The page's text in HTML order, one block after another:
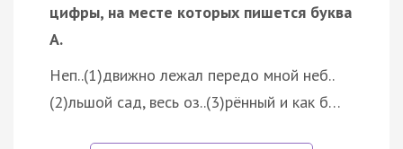
цифры, на месте которых пишется буква
А.
Неп..(1)движно лежал передо мной неб..
(2)льшой сад, весь оз..(3)рённый и как б…